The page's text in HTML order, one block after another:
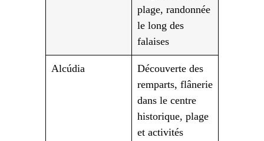
plage, randonnée
le long des
falaises
Alcúdia
Découverte des
remparts, flânerie
dans le centre
historique, plage
et activités